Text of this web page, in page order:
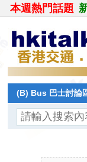
本週熱門話題
(B) Bus 巴士討論